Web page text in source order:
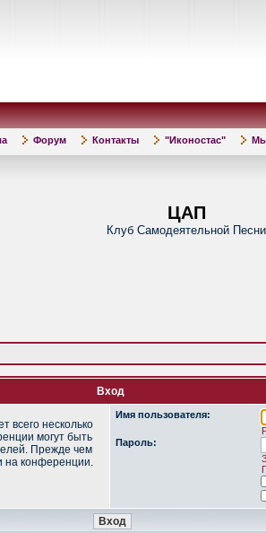
Форум Контакты "Иконостас" Мы
ЦАП
Клуб Самодеятельной Песни
Вход
всего несколько
могут быть
Прежде чем
на конференции.
Имя пользователя:
Пароль: